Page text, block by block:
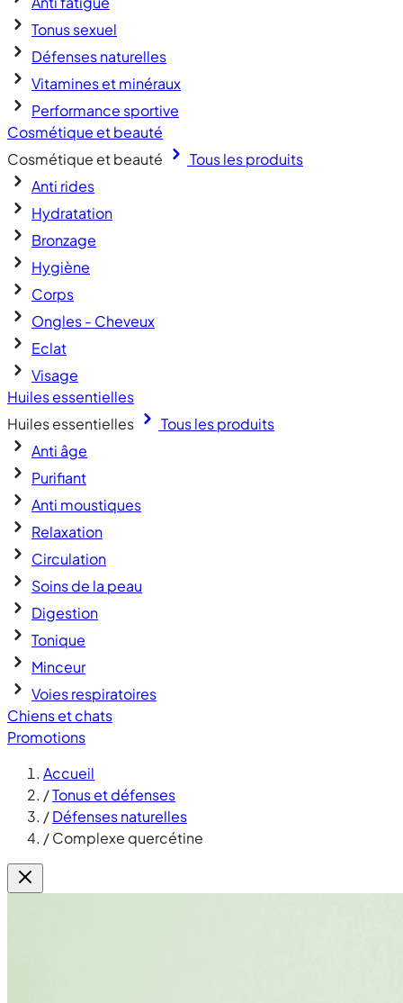
Tonus sexuel
Défenses naturelles
Vitamines et minéraux
Performance sportive
Cosmétique et beauté
Cosmétique et beauté
Tous les produits
Anti rides
Hydratation
Bronzage
Hygiène
Corps
Ongles - Cheveux
Eclat
Visage
Huiles essentielles
Huiles essentielles
Tous les produits
Anti âge
Purifiant
Anti moustiques
Relaxation
Circulation
Soins de la peau
Digestion
Tonique
Minceur
Voies respiratoires
Chiens et chats
Promotions
Accueil
/Tonus et défenses
/Défenses naturelles
/Complexe quercétine